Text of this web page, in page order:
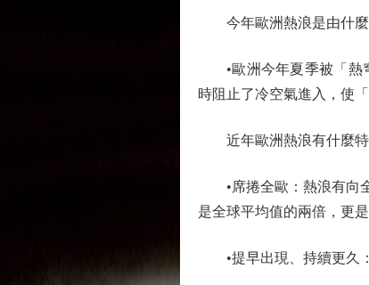
今年歐洲熱浪是由什麼
•歐洲今年夏季被「熱穹
時阻止了冷空氣進入，使
近年歐洲熱浪有什麼特
•席捲全歐：熱浪有向全
是全球平均值的兩倍，更
•提早出現、持續更久：